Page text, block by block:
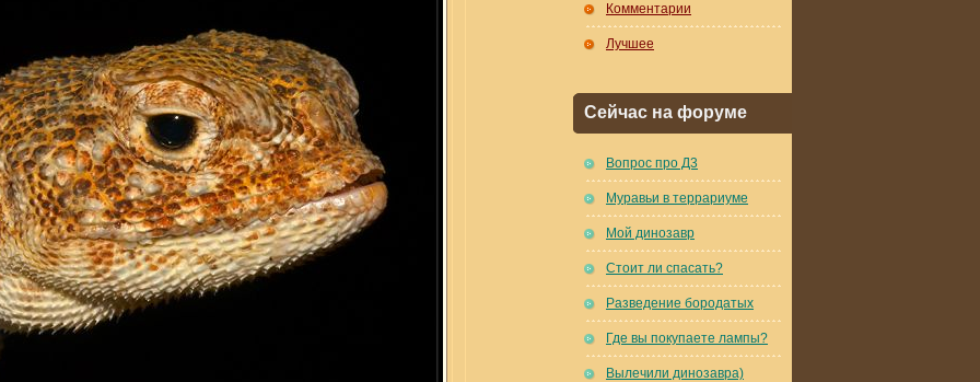
Комментарии
Лучшее
Сейчас на форуме
Вопрос про Д3
Муравьи в террариуме
Мой динозавр
Стоит ли спасать?
Разведение бородатых
Где вы покупаете лампы?
Вылечили динозавра)